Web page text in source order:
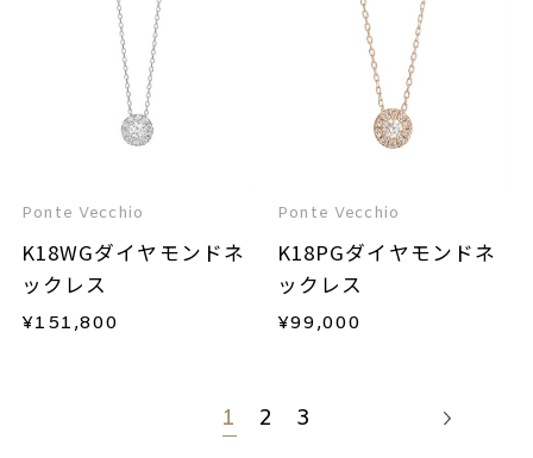
Ponte Vecchio
K18WGダイヤモンドネ
ックレス
¥151,800
Ponte Vecchio
K18PGダイヤモンドネ
ックレス
¥99,000
1 2 3